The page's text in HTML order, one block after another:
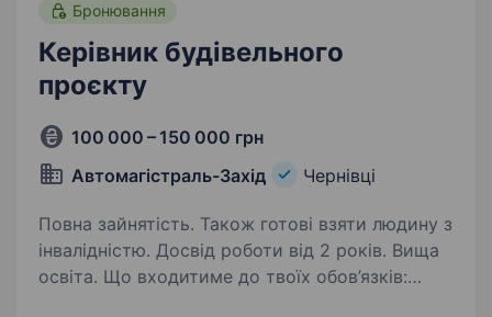
Бронювання
Керівник будівельного
проєкту
100 000 – 150 000 грн
Автомагістраль-Захід
Чернівці
Повна зайнятість. Також готові взяти людину з
інвалідністю. Досвід роботи від 2 років. Вища
освіта. Що входитиме до твоїх обов’язків: